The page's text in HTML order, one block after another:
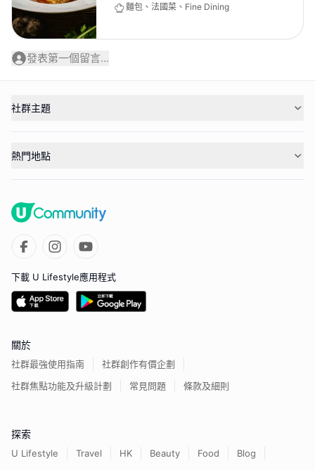
麵包、法國菜、Fine Dining
發表第一個留言...
社群主題
熱門地點
下載 U Lifestyle應用程式
關於
社群最強使用指南
社群創作有價企劃
社群焦點功能及升級計劃
常見問題 條款及細則
探索
U Lifestyle Travel HK Beauty Food
Blog